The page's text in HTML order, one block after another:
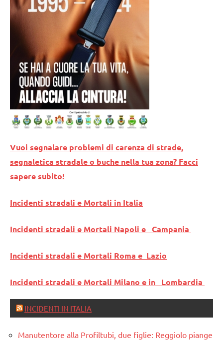
Vuoi segnalare problemi di carenza di strade,
segnaletica stradale o buche nella tua zona? Facci
sapere subito!
Incidenti stradali e Mortali in Italia
Incidenti stradali e Mortali Napoli e Campania
Incidenti stradali e Mortali Roma e Lazio
Incidenti stradali e Mortali Milano e in Lombardia
INCIDENTI IN ITALIA
Manutentore alla Profiltubi, due figlie: Reggiolo piange